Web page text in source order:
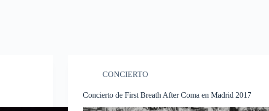
CONCIERTO
Concierto de First Breath After Coma en Madrid 2017